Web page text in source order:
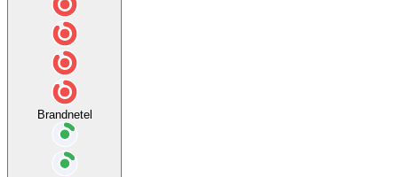
Brandnetel